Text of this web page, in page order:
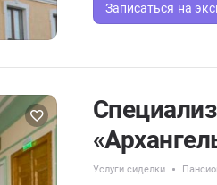
Записаться на
Услуги сиделки